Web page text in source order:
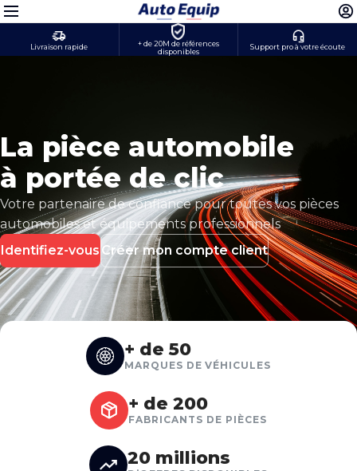
Livraison rapide
+ de 20M de références
disponibles
Support pro à votre écoute
La pièce automobile
à portée de clic
Votre partenaire de confiance pour toutes vos pièces
automobiles et équipements professionnels
Identifiez-vous Créer mon compte client
+ de 50
MARQUES DE VÉHICULES
+ de 200
FABRICANTS DE PIÈCES
20 millions